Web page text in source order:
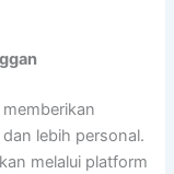
lebih personal.
melalui platform